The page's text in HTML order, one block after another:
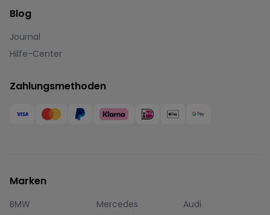
Blog
Journal
Hilfe-Center
Zahlungsmethoden
Marken
BMW Mercedes
Audi